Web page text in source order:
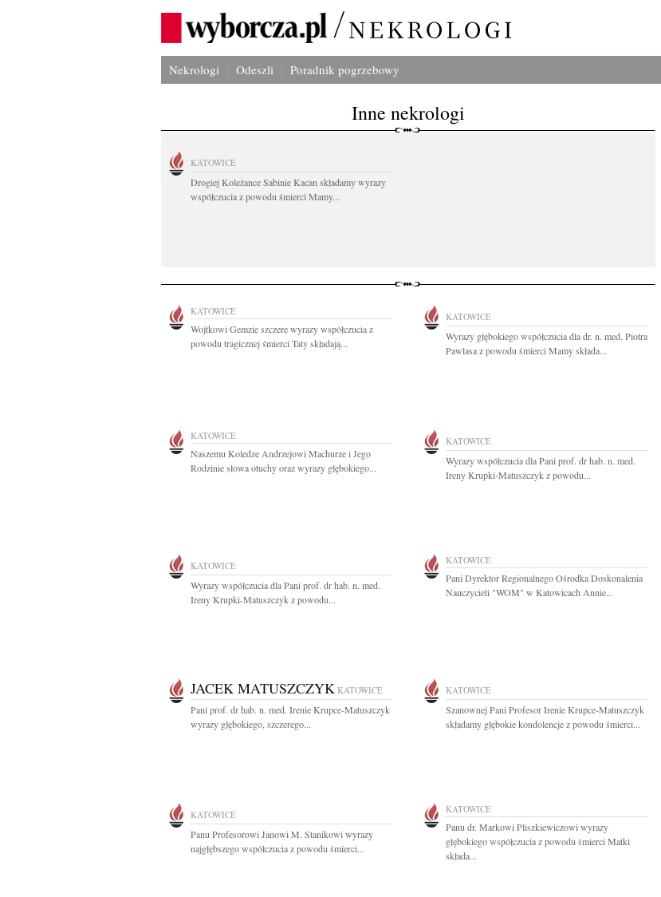
Nekrologi Odeszli Poradnik pogrzebowy
Inne nekrologi
KATOWICE
Drogiej Koleżance Sabinie Kacan składamy wyrazy
współczucia z powodu śmierci Mamy...
KATOWICE
Wojtkowi Gemzie szczere wyrazy współczucia z
powodu tragicznej śmierci Taty składają...
KATOWICE
Wyrazy głębokiego współczucia dla dr. n. med. Piotra
Pawlasa z powodu śmierci Mamy składa...
KATOWICE
Naszemu Koledze Andrzejowi Machurze i Jego
Rodzinie słowa otuchy oraz wyrazy głębokiego...
KATOWICE
Wyrazy współczucia dla Pani prof. dr hab. n. med.
Ireny Krupki-Matuszczyk z powodu...
KATOWICE
Wyrazy współczucia dla Pani prof. dr hab. n. med.
Ireny Krupki-Matuszczyk z powodu...
KATOWICE
Pani Dyrektor Regionalnego Ośrodka Doskonalenia
Nauczycieli "WOM" w Katowicach Annie...
JACEK MATUSZCZYK KATOWICE
Pani prof. dr hab. n. med. Irenie Krupce-Matuszczyk
wyrazy głębokiego, szczerego...
KATOWICE
Szanownej Pani Profesor Irenie Krupce-Matuszczyk
składamy głębokie kondolencje z powodu śmierci...
KATOWICE
Panu Profesorowi Janowi M. Stanikowi wyrazy
najgłębszego współczucia z powodu śmierci...
KATOWICE
Panu dr. Markowi Pliszkiewiczowi wyrazy
głębokiego współczucia z powodu śmierci Matki
składa...